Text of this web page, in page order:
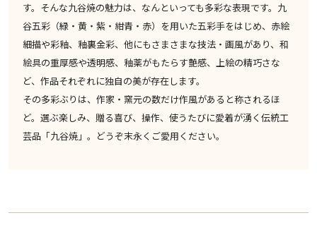
す。そんな九谷焼の魅力は、なんといっても多彩な表現です。九
谷五彩（緑・黄・紫・紺青・赤）を用いた五彩手をはじめ、赤絵
細描や彩釉、釉裏金彩、他にもさまさまな技法・画風があり、和
絵具の重厚感や透明感、釉薬がもたらす艶感、上絵の精巧さな
ど、作品それぞれに独自の美が存在します。
その多彩ぶりは、作家・窯元の数だけ作風があると称されるほ
ど。選ぶ楽しみ、贈る喜び、操作、使うたびに愛着が湧く伝統工
芸品「九谷焼」。どうぞ末永くご愛用ください。